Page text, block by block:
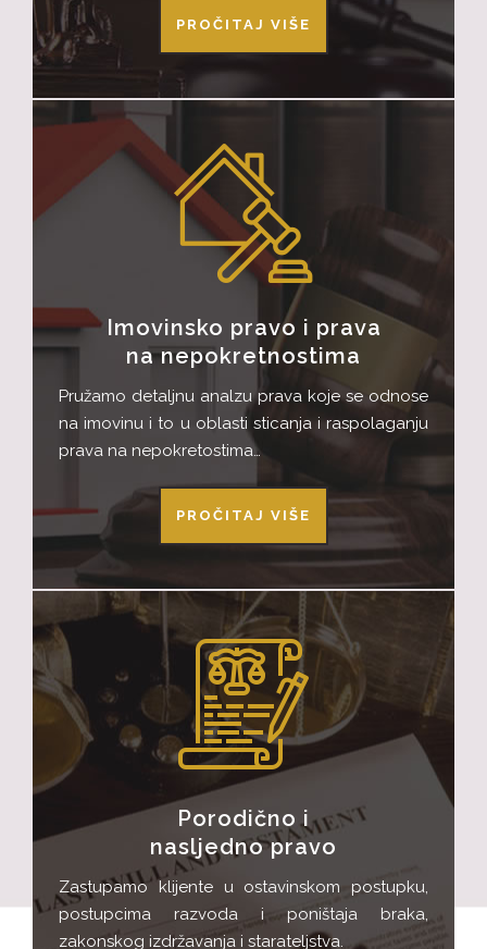
PROČITAJ VIŠE
Imovinsko pravo i prava
na nepokretnostima
Pružamo detaljnu analzu prava koje se odnose
na imovinu i to u oblasti sticanja i raspolaganju
prava na nepokretostima…
PROČITAJ VIŠE
Porodično i
nasljedno pravo
Zastupamo klijente u ostavinskom postupku,
postupcima razvoda i poništaja braka,
zakonskog izdržavanja i starateljstva.